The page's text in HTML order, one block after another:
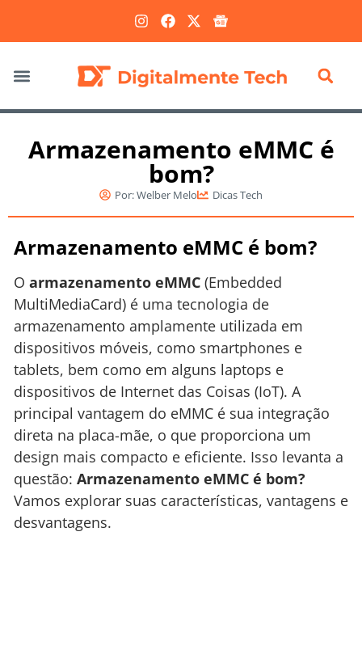
Armazenamento eMMC é
bom?
Por:Welber Melo Dicas Tech
Armazenamento eMMC é bom?
O armazenamento eMMC (Embedded
MultiMediaCard) é uma tecnologia de
armazenamento amplamente utilizada em
dispositivos móveis, como smartphones e
tablets, bem como em alguns laptops e
dispositivos de Internet das Coisas (IoT). A
principal vantagem do eMMC é sua integração
direta na placa-mãe, o que proporciona um
design mais compacto e eficiente. Isso levanta a
questão: Armazenamento eMMC é bom?
Vamos explorar suas características, vantagens e
desvantagens.